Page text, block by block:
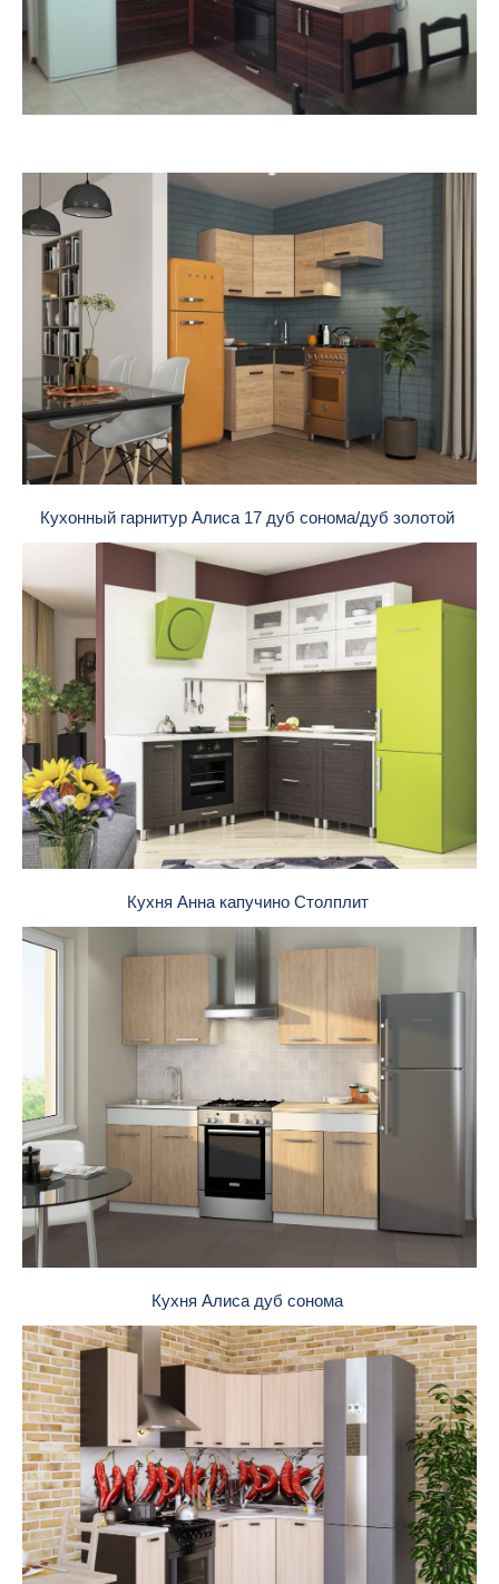
Кухонный гарнитур Алиса 17 дуб сонома/дуб золотой
Кухня Анна капучино Столплит
Кухня Алиса дуб сонома